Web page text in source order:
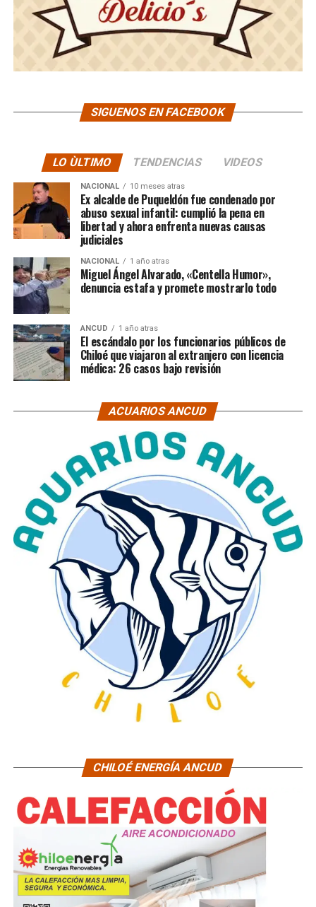
SIGUENOS EN FACEBOOK
LO ÙLTIMO TENDENCIAS VIDEOS
NACIONAL 10 meses atras
Ex alcalde de Puqueldón fue condenado por
abuso sexual infantil: cumplió la pena en
libertad y ahora enfrenta nuevas causas
judiciales
NACIONAL 1 año atras
Miguel Ángel Alvarado, «Centella Humor»,
denuncia estafa y promete mostrarlo todo
ANCUD 1 año atras
El escándalo por los funcionarios públicos de
Chiloé que viajaron al extranjero con licencia
médica: 26 casos bajo revisión
ACUARIOS ANCUD
CHILOÉ ENERGÍA ANCUD